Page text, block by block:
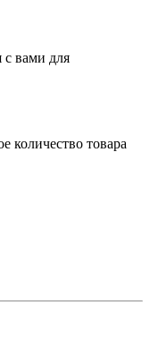
с вами для
количество товара